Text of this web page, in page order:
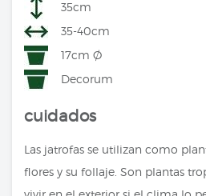
35cm
35-40cm
17cm Ø
Decorum
cuidados
Las jatrofas se utilizan como
flores y su follaje. Son plantas